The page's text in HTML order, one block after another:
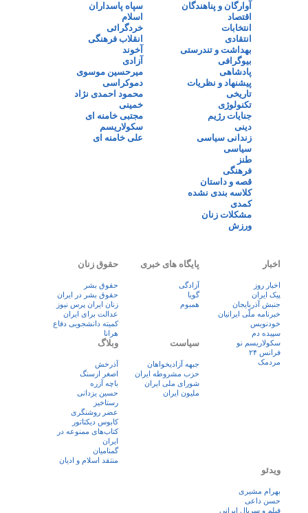
آوارگان و پناهندگان
اقتصاد
انتخابات
انتقادی
بهداشت و تندرستی
بیوگرافی
پادشاهی
پیشنهاد و نظریات
تاریخی
تکنولوژی
جنایات رژیم
دینی
زندانی سیاسی
سیاسی
طنز
فرهنگی
قصه و داستان
کلاسه بندی نشده
کمدی
مشکلات زنان
ورزش
سپاه پاسداران
اسلام
خردگرائی
انقلاب فرهنگی
آخوند
آزادی
میرحسین موسوی
دموکراسی
محمود احمدی نژاد
خمینی
مجتبی خامنه ای
سکولاریسم
علی خامنه ای
اخبار
اخبار روز
پيک ايران
جنبش آذربایجان
خبرنامه ملّی ایرانیان
خودنویس
سپیده دم
سکولاریسم نو
فرانس ۲۴
مردمک
پایگاه های خبری
آزادگی
گویا
همبوم
حقوق زنان
حقوق بشر
حقوق بشر در ایران
زنان ايران پرس نيوز
عدالت برای ایران
کمیته دانشجویی دفاع
هرانا
سیاست
جبهه آزادیخواهان
حزب مشروطه ایران
شورای ملی ایران
ملیون ایران
وبلاگ
آذرخش
اصغر ارسنگ
باچه آزره
حسین یزدانی
رستاخیز
عضر روشنگری
کابوس دیکتاتور
کتاب‌های ممنوعه در
ایران
گمنامیان
منتقد اسلام و ادیان
ویدئو
بهرام مشیری
حسن داعی
فيلم و سريال ايرانی